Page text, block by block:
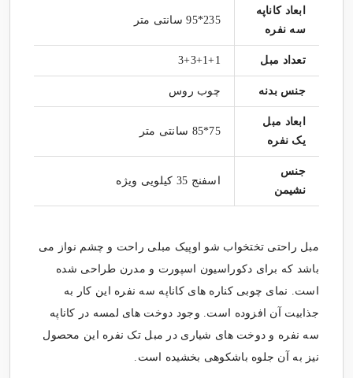
ابعاد کاناپه
سه نفره
235*95 سانتی متر
تعداد مبل 3+3+1+1
جنس بدنه چوب روس
ابعاد مبل
یک نفره
75*85 سانتی متر
جنس
نشیمن
اسفنج 35 کیلویی ویژه
مبل راحتی تختخواب شو اوپیک مبلی راحت و چشم نواز می
باشد که برای دکوراسیون اسپورت و مدرن طراحی شده
است. نمای چوبی کناره های کاناپه سه نفره این کار به
جذابیت آن افزوده است. وجود دوخت های لمسه در کاناپه
سه نفره و دوخت های شیاری در مبل تک نفره این محصول
نیز به آن جلوه باشکوهی بخشیده است.